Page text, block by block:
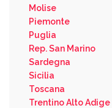
Molise
Piemonte
Puglia
Rep. San Marino
Sardegna
Sicilia
Toscana
Trentino Alto Adige